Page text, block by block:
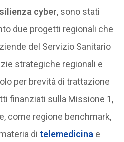
cyber, sono stati
due progetti regionali che
del Servizio Sanitario
strategiche regionali e
per brevità di trattazione
finanziati sulla Missione 1,
come regione benchmark,
di telemedicina e